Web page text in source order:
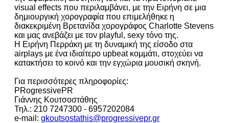
visual effects που περιλαμβάνει, με την Ειρήνη σε μια
δημιουργική χορογραφία που επιμελήθηκε η
διακεκριμένη Βρετανίδα χορογράφος Charlotte Stevens
και μας ανεβάζει με τον playful, sexy τόνο της.
Η Ειρήνη Περράκη με τη δυναμική της είσοδο στα
airplays με ένα ιδιαίτερο upbeat κομμάτι, στοχεύει να
κατακτήσει το κοινό και την εγχώρια μουσική σκηνή.
Για περισσότερες πληροφορίες:
PRogressivePR
Γιάννης Κουτσοστάθης
Τηλ.: 210 7247300 - 6957202084
e-mail: gkoutsostathis@progressivepr.gr